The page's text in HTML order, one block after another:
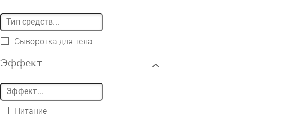
Сыворотка для тела
Эффект
Питание